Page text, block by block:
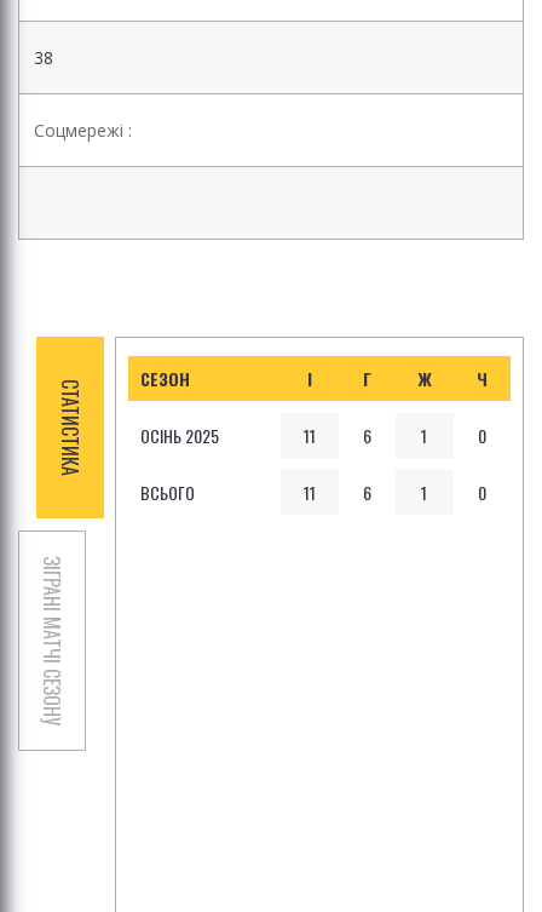
38
Соцмережі :
СТАТИСТИКА
ЗІГРАНІ МАТЧІ СЕЗОНУ
СЕЗОН І Г Ж Ч
ОСІНЬ 2025 11 6 1 0
ВСЬОГО 11 6 1 0